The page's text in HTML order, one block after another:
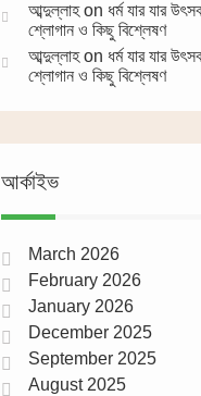
আব্দুল্লাহon ধর্ম যার যার
শ্লোগান ও কিছু বিশ্লেষণ
আব্দুল্লাহon ধর্ম যার যার
শ্লোগান ও কিছু বিশ্লেষণ
আর্কাইভ
March 2026
February 2026
January 2026
December 2025
September 2025
August 2025